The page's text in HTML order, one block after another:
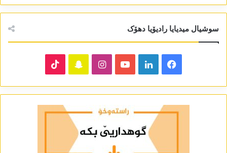
سوشیال میدیایا رادیۆیا دھۆک
Facebook
LinkedIn
YouTube
Instagram
Snapchat